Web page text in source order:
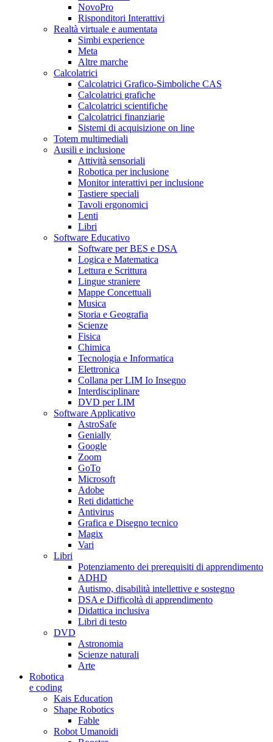
NovoPro
Risponditori Interattivi
Realtà virtuale e aumentata
Simbi experience
Meta
Altre marche
Calcolatrici
Calcolatrici Grafico-Simboliche CAS
Calcolatrici grafiche
Calcolatrici scientifiche
Calcolatrici finanziarie
Sistemi di acquisizione on line
Totem multimediali
Ausili e inclusione
Attività sensoriali
Robotica per inclusione
Monitor interattivi per inclusione
Tastiere speciali
Tavoli ergonomici
Lenti
Libri
Software Educativo
Software per BES e DSA
Logica e Matematica
Lettura e Scrittura
Lingue straniere
Mappe Concettuali
Musica
Storia e Geografia
Scienze
Fisica
Chimica
Tecnologia e Informatica
Elettronica
Collana per LIM Io Insegno
Interdisciplinare
DVD per LIM
Software Applicativo
AstroSafe
Genially
Google
Zoom
GoTo
Microsoft
Adobe
Reti didattiche
Antivirus
Grafica e Disegno tecnico
Magix
Vari
Libri
Potenziamento dei prerequisiti di apprendimento
ADHD
Autismo, disabilità intellettive e sostegno
DSA e Difficoltà di apprendimento
Didattica inclusiva
Libri di testo
DVD
Astronomia
Scienze naturali
Arte
Robotica
e coding
Kais Education
Shape Robotics
Fable
Robot Umanoidi